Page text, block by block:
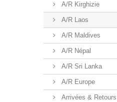
A/R Kirghizie
A/R Laos
A/R Maldives
A/R Népal
A/R Sri Lanka
A/R Europe
Arrivées &